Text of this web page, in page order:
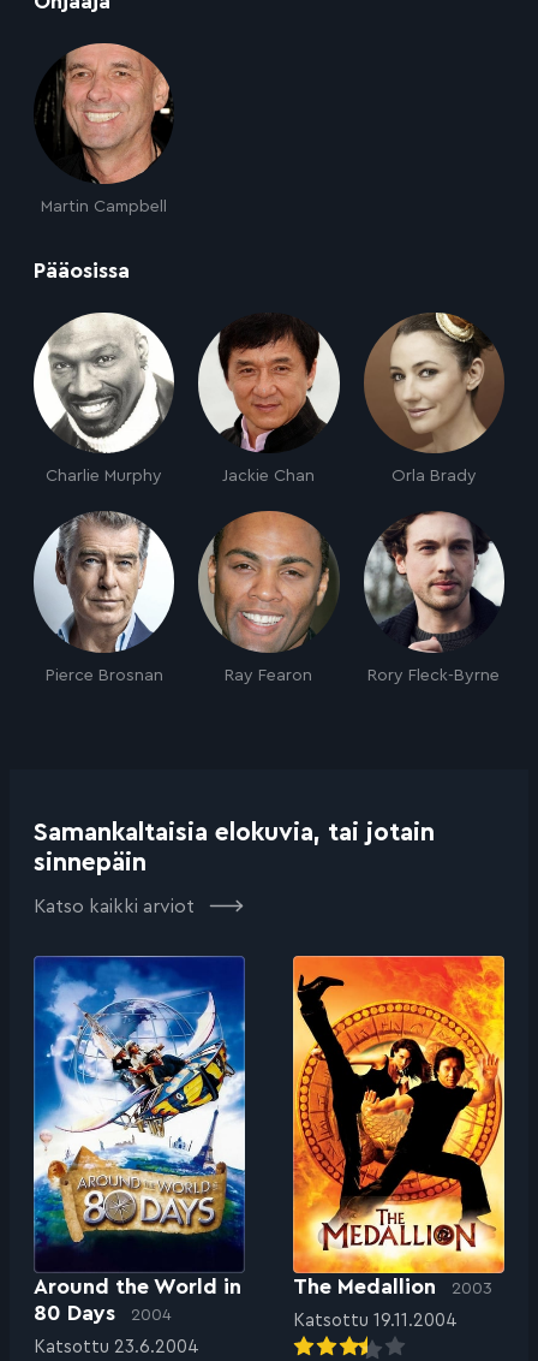
Martin Campbell
Pääosissa
Charlie Murphy Jackie Chan Orla Brady
Pierce Brosnan Ray Fearon Rory Fleck-Byrne
Samankaltaisia elokuvia, tai jotain
sinnepäin
Katso kaikki arviot
Around the World in
80 Days
2004
Katsottu 23.6.2004
The Medallion 2003
Katsottu 19.11.2004